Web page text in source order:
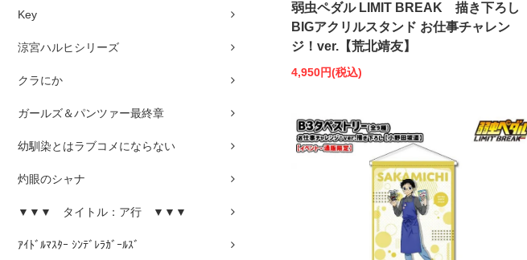
Key
涼宮ハルヒシリーズ
クラにか
ガールズ＆パンツァー最終章
幼馴染とはラブコメにならない
灼眼のシャナ
▼▼▼ タイトル：ア行 ▼▼▼
ｱｲﾄﾞﾙﾏｽﾀｰ ｼﾝﾃﾞﾚﾗｶﾞｰﾙｽﾞ
弱虫ペダル LIMIT BREAK 描き下ろし
BIGアクリルスタンド お仕事チャレン
ジ！ver.【荒北靖友】
4,950円(税込)